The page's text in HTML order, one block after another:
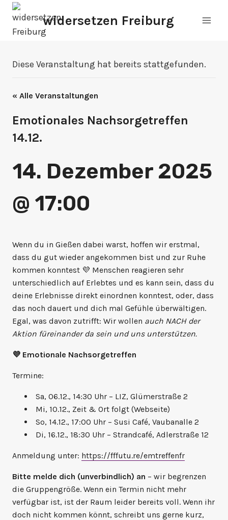
Zum
Inhalt
springen
widersetzen Freiburg
Diese Veranstaltung hat bereits stattgefunden.
« Alle Veranstaltungen
Emotionales Nachsorgetreffen
14.12.
14. Dezember 2025
@ 17:00
Wenn du in Gießen dabei warst, hoffen wir erstmal,
dass du gut wieder angekommen bist und zur Ruhe
kommen konntest 💜 Menschen reagieren sehr
unterschiedlich auf Erlebtes und es kann sein, dass du
deine Erlebnisse direkt einordnen konntest, oder, dass
das noch dauert und dich mal Gefühle überwältigen.
Egal, was davon zutrifft: Wir wollen auch NACH der
Aktion füreinander da sein und uns unterstützen.
💜 Emotionale Nachsorgetreffen
Termine:
Sa, 06.12., 14:30 Uhr – LIZ, Glümerstraße 2
Mi, 10.12., Zeit & Ort folgt (Webseite)
So, 14.12., 17:00 Uhr – Susi Café, Vaubanalle 2
Di, 16.12., 18:30 Uhr – Strandcafé, Adlerstraße 12
Anmeldung unter: https://fffutu.re/emtreffenfr
Bitte melde dich (unverbindlich) an – wir begrenzen
die Gruppengröße. Wenn ein Termin nicht mehr
verfügbar ist, ist der Raum leider bereits voll. Wenn ihr
doch nicht kommen könnt, schreibt uns gerne kurz,